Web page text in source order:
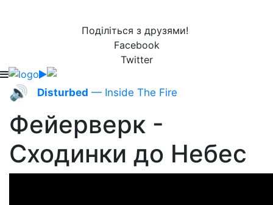
Поділіться з друзями!
Facebook
Twitter
🔊 Disturbed — Inside The Fire
Фейерверк -
Сходинки до Небес